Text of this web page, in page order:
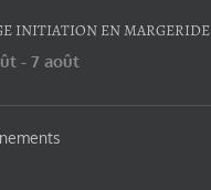
INITIATION EN MARGERIDE
- 7 août